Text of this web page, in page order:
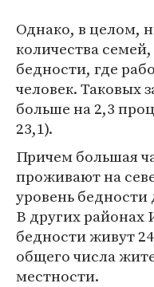
Однако, в целом,
количества
бедности, где
человек. Таковых
больше на 2,3
23,1).
Причем большая
проживают на
уровень бедности
В других районах
бедности живут
общего числа
местности.